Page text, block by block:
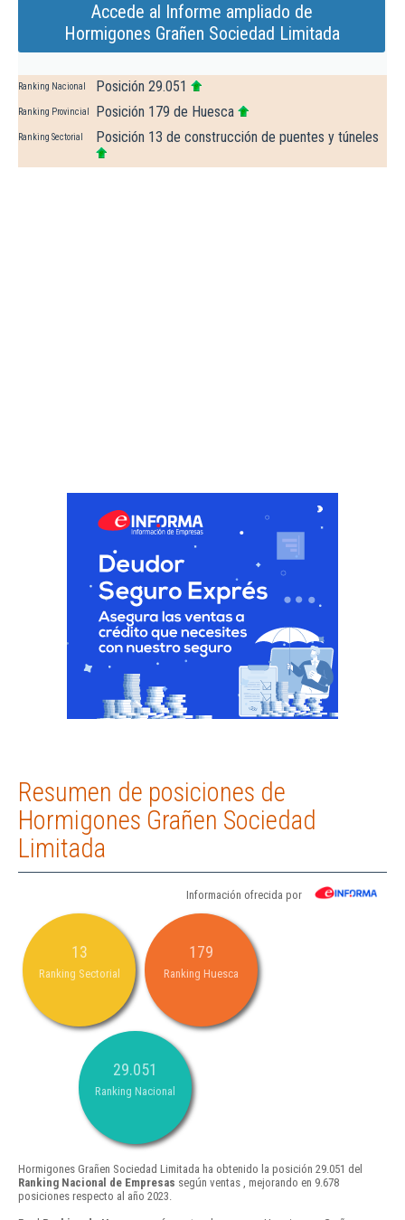
Accede al Informe ampliado de
Hormigones Grañen Sociedad Limitada
Ranking Nacional Posición 29.051
Ranking Provincial Posición 179 de Huesca
Ranking Sectorial Posición 13 de construcción de puentes y túneles
Resumen de posiciones de
Hormigones Grañen Sociedad
Limitada
Información ofrecida por
13
Ranking Sectorial
179
Ranking Huesca
29.051
Ranking Nacional
Hormigones Grañen Sociedad Limitada ha obtenido la posición 29.051 del
Ranking Nacional de Empresas según ventas , mejorando en 9.678
posiciones respecto al año 2023.